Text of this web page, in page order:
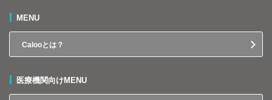
MENU
Calooとは？
医療機関向けMENU